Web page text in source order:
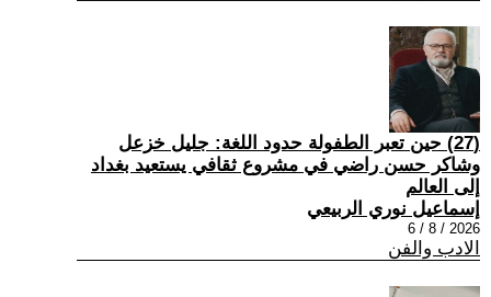
(27) حين تعبر الطفولة حدود اللغة: جليل خزعل
وشاكر حسن راضي في مشروع ثقافي يستعيد بغداد
إلى العالم
إسماعيل نوري الربيعي
2026 / 8 / 6
الادب والفن